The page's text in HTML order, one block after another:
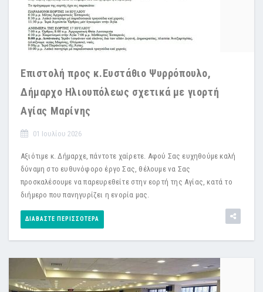
Επιστολή προς κ.Ευστάθιο Ψυρρόπουλο,
Δήμαρχο Ηλιουπόλεως σχετικά με γιορτή
Αγίας Μαρίνης
01 Ιουλίου 2026
Αξιότιμε κ. Δήμαρχε, πάντοτε χαίρετε. Αφού Σας ευχηθούμε καλή
δύναμη στο ευθυνόφορο έργο Σας, θέλουμε να Σας
προσκαλέσουμε να παρευρεθείτε στην εορτή της Αγίας, κατά το
διήμερο που πανηγυρίζει η ενορία μας.
ΔΙΑΒΆΣΤΕ ΠΕΡΙΣΣΌΤΕΡΑ